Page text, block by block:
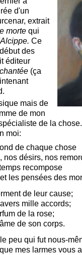
d'un
extrait
morte qui
Ce
des
éditeur
(ça
mais de
de mon
de la
moi:
de chaque chose
nos désirs, nos
recompose
les pensées des
de leur cause;
mille accords;
de la rose;
de son corps.
peu qui fut nous-
mes larmes vous